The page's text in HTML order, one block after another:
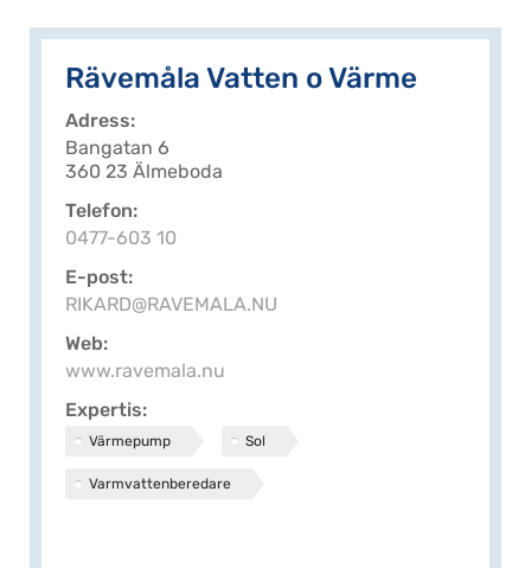
Rävemåla Vatten o Värme
Adress
Bangatan 6
360 23 Älmeboda
Telefon
0477-603 10
E-post
RIKARD@RAVEMALA.NU
Web
www.ravemala.nu
Expertis
Värmepump Sol
Varmvattenberedare